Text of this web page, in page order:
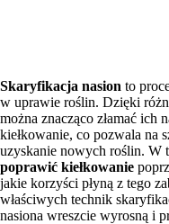
Skaryfikacja nasion to
w uprawie roślin. Dzięki
można znacząco złamać ich
kiełkowanie, co pozwala na
uzyskanie nowych roślin. W
poprawić kiełkowanie
jakie korzyści płyną z tego
właściwych technik
nasiona wreszcie wyrosną i